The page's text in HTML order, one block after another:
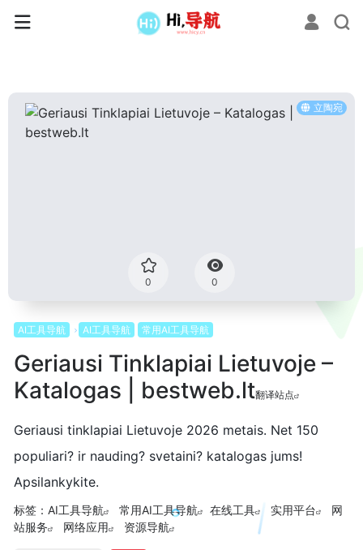
立陶宛
0 0
AI工具导航 AI工具导航 常用AI工具导航
Geriausi Tinklapiai Lietuvoje –
Katalogas | bestweb.lt翻译站点
Geriausi tinklapiai Lietuvoje 2026 metais. Net 150
populiari? ir nauding? svetaini? katalogas jums!
Apsilankykite.
标签： AI工具导航 常用AI工具导航 在线工具 实用平台
网
站服务
网络应用 资源导航